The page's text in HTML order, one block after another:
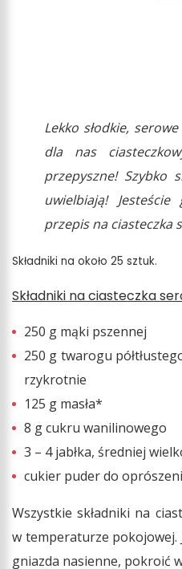
Lekko słodkie,
dla nas
przepyszne!
uwielbiają!
przepis na ciasteczka
Składniki na około 25 sztuk.
Składniki na ciasteczka
250 g mąki pszennej
250 g twarogu
rzykrotnie
125 g masła*
8 g cukru wanilinowego
3 – 4 jabłka, średniej
cukier puder do
Wszystkie składniki na
w temperaturze pokojowej.
gniazda nasienne, pokroić